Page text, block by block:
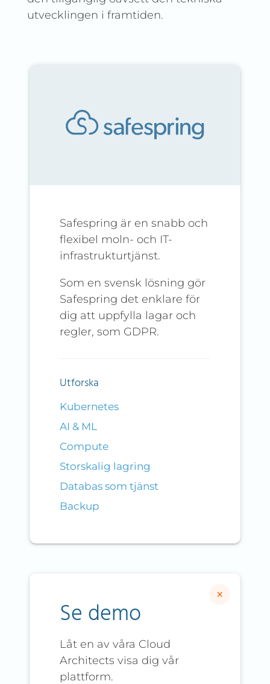
utvecklingen i framtiden.
Safespring är en snabb och
flexibel moln- och IT-
infrastrukturtjänst.
Som en svensk lösning gör
Safespring det enklare för
dig att uppfylla lagar och
regler, som GDPR.
Utforska
Kubernetes
AI & ML
Compute
Storskalig lagring
Databas som tjänst
Backup
Se demo
Låt en av våra Cloud
Architects visa dig vår
plattform.
×